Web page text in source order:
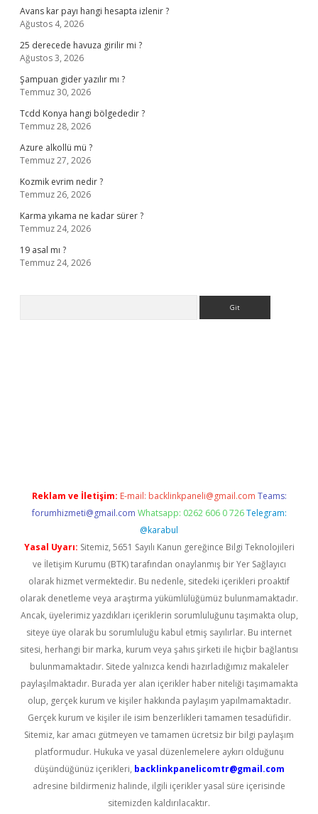
Avans kar payı hangi hesapta izlenir ?
Ağustos 4, 2026
25 derecede havuza girilir mi ?
Ağustos 3, 2026
Şampuan gider yazılır mı ?
Temmuz 30, 2026
Tcdd Konya hangi bölgededir ?
Temmuz 28, 2026
Azure alkollü mü ?
Temmuz 27, 2026
Kozmik evrim nedir ?
Temmuz 26, 2026
Karma yıkama ne kadar sürer ?
Temmuz 24, 2026
19 asal mı ?
Temmuz 24, 2026
Reklam ve İletişim: E-mail: backlinkpaneli@gmail.com Teams:
forumhizmeti@gmail.com Whatsapp: 0262 606 0 726 Telegram:
@karabul
Yasal Uyarı: Sitemiz, 5651 Sayılı Kanun gereğince Bilgi Teknolojileri
ve İletişim Kurumu (BTK) tarafından onaylanmış bir Yer Sağlayıcı
olarak hizmet vermektedir. Bu nedenle, sitedeki içerikleri proaktif
olarak denetleme veya araştırma yükümlülüğümüz bulunmamaktadır.
Ancak, üyelerimiz yazdıkları içeriklerin sorumluluğunu taşımakta olup,
siteye üye olarak bu sorumluluğu kabul etmiş sayılırlar. Bu internet
sitesi, herhangi bir marka, kurum veya şahıs şirketi ile hiçbir bağlantısı
bulunmamaktadır. Sitede yalnızca kendi hazırladığımız makaleler
paylaşılmaktadır. Burada yer alan içerikler haber niteliği taşımamakta
olup, gerçek kurum ve kişiler hakkında paylaşım yapılmamaktadır.
Gerçek kurum ve kişiler ile isim benzerlikleri tamamen tesadüfidir.
Sitemiz, kar amacı gütmeyen ve tamamen ücretsiz bir bilgi paylaşım
platformudur. Hukuka ve yasal düzenlemelere aykırı olduğunu
düşündüğünüz içerikleri, backlinkpanelicomtr@gmail.com
adresine bildirmeniz halinde, ilgili içerikler yasal süre içerisinde
sitemizden kaldırılacaktır.